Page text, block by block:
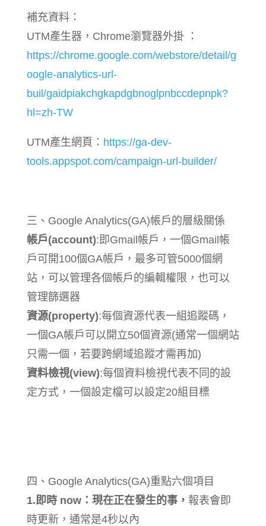
補充資料：
UTM產生器，Chrome瀏覽器外掛 ：
https://chrome.google.com/webstore/detail/g
oogle-analytics-url-
buil/gaidpiakchgkapdgbnoglpnbccdepnpk?
hl=zh-TW
UTM產生網頁： https://ga-dev-
tools.appspot.com/campaign-url-builder/
三、Google Analytics(GA)帳戶的層級關係
帳戶(account):即Gmail帳戶，一個Gmail帳
戶可開100個GA帳戶，最多可管5000個網
站，可以管理各個帳戶的編輯權限，也可以
管理篩選器
資源(property):每個資源代表一組追蹤碼，
一個GA帳戶可以開立50個資源(通常一個網站
只需一個，若要跨網域追蹤才需再加)
資料檢視(view):每個資料檢視代表不同的設
定方式，一個設定檔可以設定20組目標
四、Google Analytics(GA)重點六個項目
1.即時 now：現在正在發生的事， 報表會即
時更新，通常是4秒以內